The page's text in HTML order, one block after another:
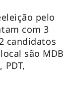
pelo
com 3
candidatos
são MDB
PDT,